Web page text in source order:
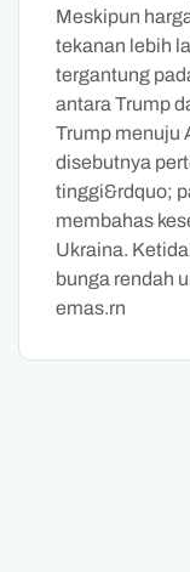
Meskipun
tekanan lebih
tergantung
antara Trump
Trump menuju
disebutnya
tinggi&rdquo;
membahas
Ukraina.
bunga rendah
emas.rn